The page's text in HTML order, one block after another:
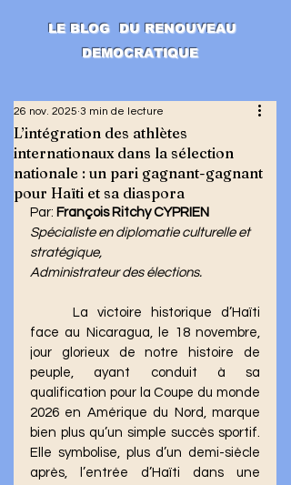
LE BLOG DU RENOUVEAU
DEMOCRATIQUE
L’intégration des athlètes
internationaux dans la sélection
nationale : un pari gagnant-gagnant
pour Haïti et sa diaspora
26 nov. 2025 3 min de lecture
Par: François Ritchy CYPRIEN
Spécialiste en diplomatie culturelle et
stratégique,
Administrateur des élections.
face au Nicaragua, le 18 novembre,
jour glorieux de notre histoire de
peuple, ayant conduit à sa
qualification pour la Coupe du monde
2026 en Amérique du Nord, marque
bien plus qu’un simple succès sportif.
Elle symbolise, plus d’un demi-siècle
après, l’entrée d’Haïti dans une